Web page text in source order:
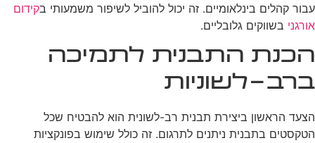
עבור קהלים בינלאומיים. זה יכול להוביל לשיפור משמעותי בקידום
אורגני בשווקים גלובליים.
הכנת התבנית לתמיכה
ברב-לשוניות
הצעד הראשון ביצירת תבנית רב-לשונית הוא להבטיח שכל
הטקסטים בתבנית ניתנים לתרגום. זה כולל שימוש בפונקציות